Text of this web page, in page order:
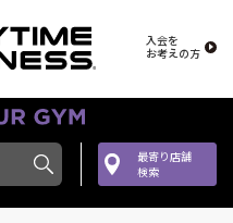
入会を
お考えの方
最寄り店舗
検索